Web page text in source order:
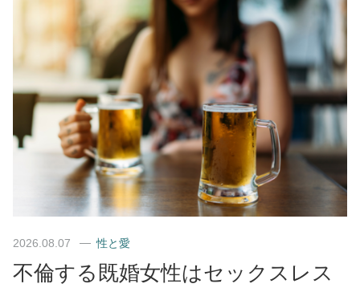
2026.08.07 性と愛
不倫する既婚女性はセックスレス